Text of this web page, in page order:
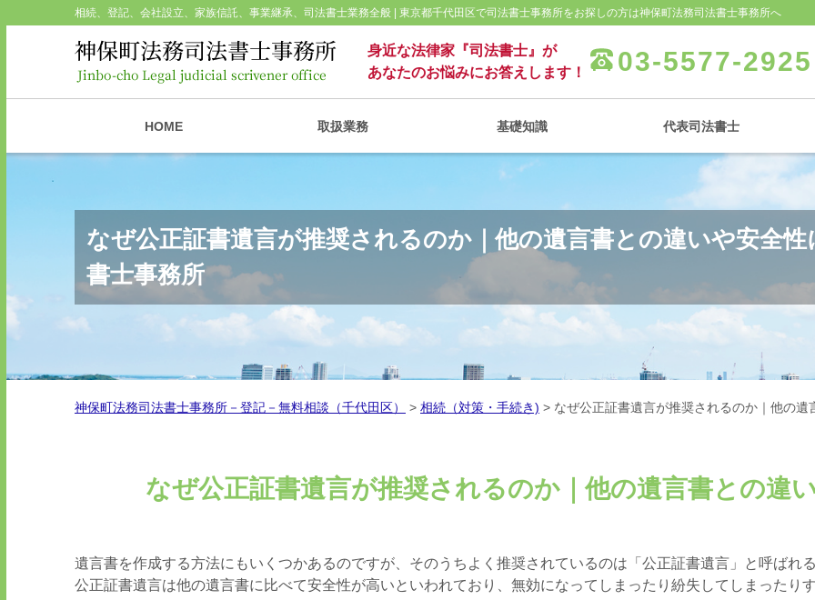
相続、登記、会社設立、家族信託、事業継承、司法書士業務全般 | 東京都千代田区で司法書士事務所をお探しの方は神保町法務司法書士事務所へ
身近な法律家『司法書士』が
あなたのお悩みにお答えします！
03-5577-2925
HOME 取扱業務 基礎知識 代表司法書士
なぜ公正証書遺言が推奨されるのか｜他の遺言書との違いや安全
書士事務所
神保町法務司法書士事務所－登記－無料相談（千代田区） > 相続（対策・手続き) > なぜ公正証書遺言が推奨されるのか｜他の
なぜ公正証書遺言が推奨されるのか｜他の遺言書との違
遺言書を作成する方法にもいくつかあるのですが、そのうちよく推奨されているのは「公正証書遺言」と呼ばれ
公正証書遺言は他の遺言書に比べて安全性が高いといわれており、無効になってしまったり紛失してしまったり